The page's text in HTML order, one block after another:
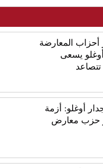
أحزاب المعارضة
أوغلو يسعى
تتصاعد
أوغلو: أزمة
حزب معارض